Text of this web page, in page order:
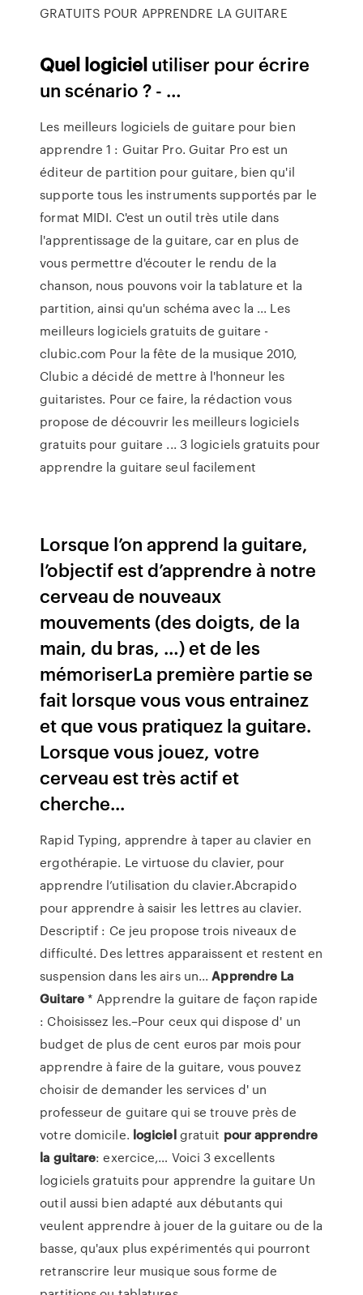
GRATUITS POUR APPRENDRE LA GUITARE
Quel logiciel utiliser pour écrire
un scénario ? - …
Les meilleurs logiciels de guitare pour bien
apprendre 1 : Guitar Pro. Guitar Pro est un
éditeur de partition pour guitare, bien qu'il
supporte tous les instruments supportés par le
format MIDI. C'est un outil très utile dans
l'apprentissage de la guitare, car en plus de
vous permettre d'écouter le rendu de la
chanson, nous pouvons voir la tablature et la
partition, ainsi qu'un schéma avec la ... Les
meilleurs logiciels gratuits de guitare -
clubic.com Pour la fête de la musique 2010,
Clubic a décidé de mettre à l'honneur les
guitaristes. Pour ce faire, la rédaction vous
propose de découvrir les meilleurs logiciels
gratuits pour guitare ... 3 logiciels gratuits pour
apprendre la guitare seul facilement
Lorsque l’on apprend la guitare,
l’objectif est d’apprendre à notre
cerveau de nouveaux
mouvements (des doigts, de la
main, du bras, …) et de les
mémoriserLa première partie se
fait lorsque vous vous entrainez
et que vous pratiquez la guitare.
Lorsque vous jouez, votre
cerveau est très actif et
cherche...
Rapid Typing, apprendre à taper au clavier en
ergothérapie. Le virtuose du clavier, pour
apprendre l’utilisation du clavier.Abcrapido
pour apprendre à saisir les lettres au clavier.
Descriptif : Ce jeu propose trois niveaux de
difficulté. Des lettres apparaissent et restent en
suspension dans les airs un...Apprendre La
Guitare* Apprendre la guitare de façon rapide
: Choisissez les.–Pour ceux qui dispose d' un
budget de plus de cent euros par mois pour
apprendre à faire de la guitare, vous pouvez
choisir de demander les services d' un
professeur de guitare qui se trouve près de
votre domicile. logicielgratuit pourapprendre
la guitare: exercice,… Voici 3 excellents
logiciels gratuits pour apprendre la guitare Un
outil aussi bien adapté aux débutants qui
veulent apprendre à jouer de la guitare ou de la
basse, qu'aux plus expérimentés qui pourront
retranscrire leur musique sous forme de